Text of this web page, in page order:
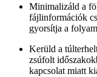
Minimalizáld a
fájlinformációk
gyorsítja a
Kerüld a
zsúfolt
kapcsolat miatt